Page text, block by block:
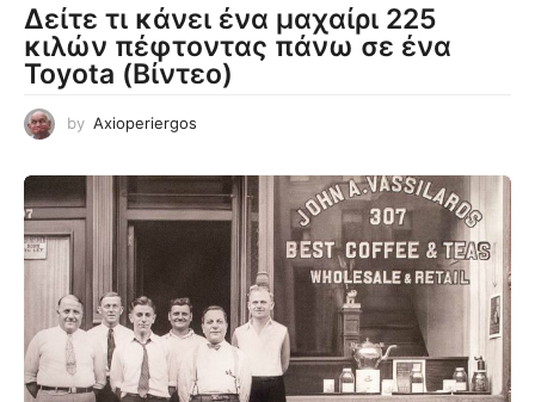
Δείτε τι κάνει ένα μαχαίρι 225
κιλών πέφτοντας πάνω σε ένα
Toyota (Βίντεο)
by Axioperiergos